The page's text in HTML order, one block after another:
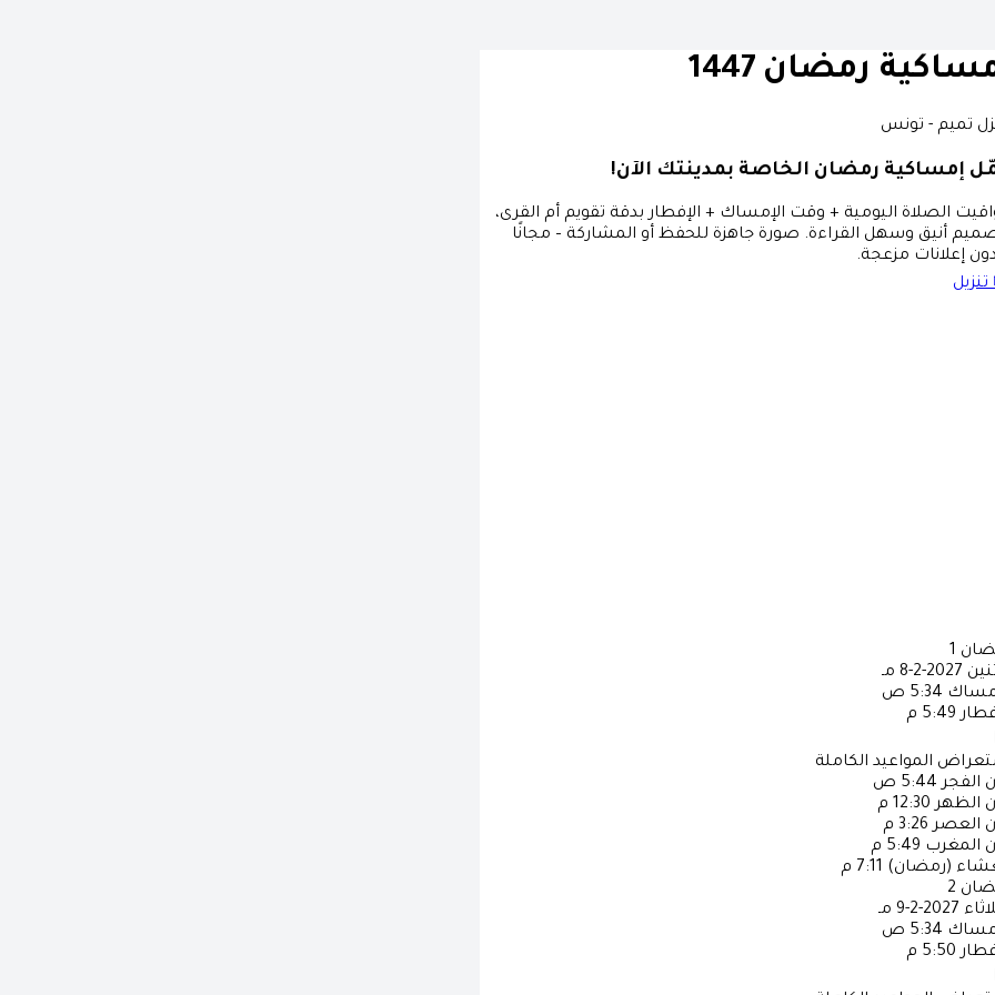
رمضان 1447
تميم - تونس
إمساكية رمضان الخاصة بمدينتك الآن!
الصلاة اليومية + وقت الإمساك + الإفطار بدقة تقويم أم القرى،
أنيق وسهل القراءة. صورة جاهزة للحفظ أو المشاركة – مجانًا
إعلانات مزعجة.
1
2027-2-8 مـ
5:34 ص
5:49 م
المواعيد الكاملة
الفجر 5:44 ص
الظهر 12:30 م
العصر 3:26 م
المغرب 5:49 م
(رمضان) 7:11 م
2
2027-2-9 مـ
5:34 ص
5:50 م